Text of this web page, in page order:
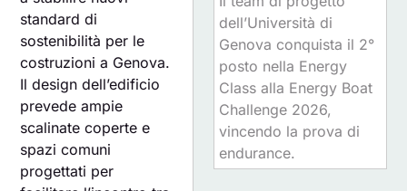
standard di
sostenibilità per le
costruzioni a Genova.
Il design dell’edificio
prevede ampie
scalinate coperte e
spazi comuni
progettati per
dell’Università di
Genova conquista il 2°
posto nella Energy
Class alla Energy Boat
Challenge 2026,
vincendo la prova di
endurance.